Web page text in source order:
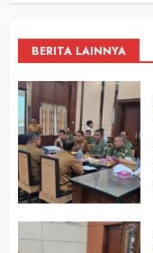
BERITA LAINNYA